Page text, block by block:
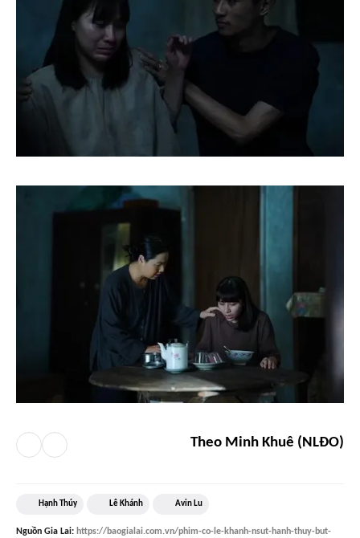
Theo Minh Khuê (NLĐO)
Hạnh Thúy Lê Khánh Avin Lu
Nguồn Gia Lai: https://baogialai.com.vn/phim-co-le-khanh-nsut-hanh-thuy-but-